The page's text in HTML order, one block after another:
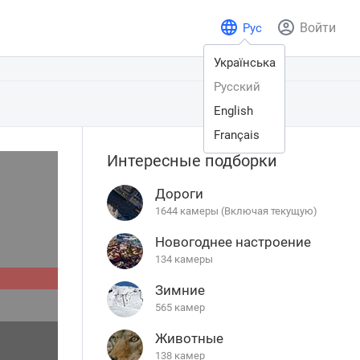
Войти
Рус
Українська
Русский
English
Français
Интересные подборки
Дороги
1644 камеры (Включая текущую)
Новогоднее настроение
134 камеры
Зимние
565 камер
Животные
138 камер